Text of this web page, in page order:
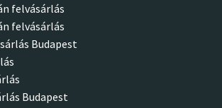
felvásárlás
felvásárlás
Budapest
Budapest